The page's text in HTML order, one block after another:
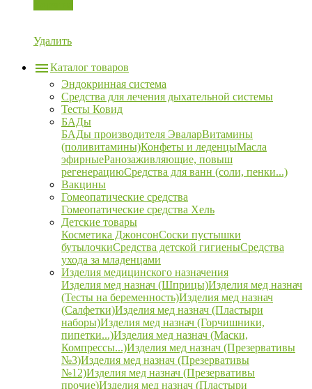
Удалить
Каталог товаров
Эндокринная система
Средства для лечения дыхательной системы
Тесты Ковид
БАДы
БАДы производителя ЭваларВитамины
(поливитамины)Конфеты и леденцыМасла
эфирныеРанозаживляющие, повыш
регенерациюСредства для ванн (соли, пенки...)
Вакцины
Гомеопатические средства
Гомеопатические средства Хель
Детские товары
Косметика ДжонсонСоски пустышки
бутылочкиСредства детской гигиеныСредства
ухода за младенцами
Изделия медицинского назначения
Изделия мед назнач (Шприцы)Изделия мед назнач
(Тесты на беременность)Изделия мед назнач
(Салфетки)Изделия мед назнач (Пластыри
наборы)Изделия мед назнач (Горчишники,
пипетки...)Изделия мед назнач (Маски,
Компрессы...)Изделия мед назнач (Презервативы
№3)Изделия мед назнач (Презервативы
№12)Изделия мед назнач (Презервативы
прочие)Изделия мед назнач (Пластыри